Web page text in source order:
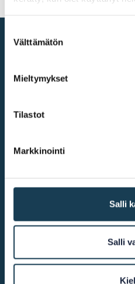
valinta
Välttämätön
Mieltymykset
Tilastot
Markkinointi
Salli
Salli
@2026
Mer infomation
På andra